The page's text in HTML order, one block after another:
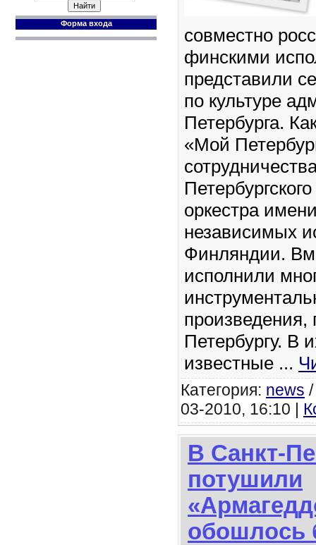
Форма входа
совместно
финскими
представили
по культуре
Петербурга.
«Мой
оркестра
независимых
Финляндии.
исполнили
Петербургу. В
известные ...
Категория: news
03-2010, 16:10 |
В Санкт-
потушили
обошлось